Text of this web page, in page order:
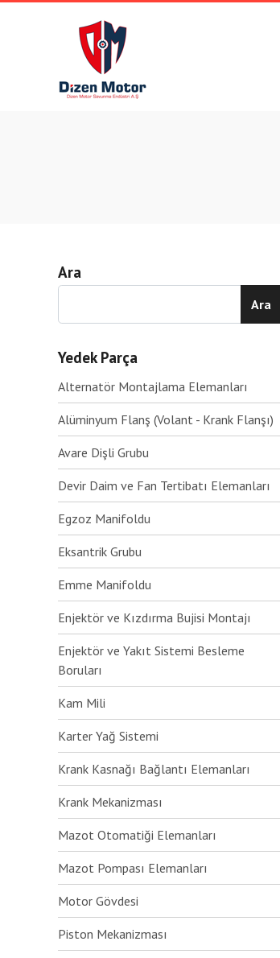
Ara
Ara
Yedek Parça
Alternatör Montajlama Elemanları
Alüminyum Flanş (Volant - Krank Flanşı)
Avare Dişli Grubu
Devir Daim ve Fan Tertibatı Elemanları
Egzoz Manifoldu
Eksantrik Grubu
Emme Manifoldu
Enjektör ve Kızdırma Bujisi Montajı
Enjektör ve Yakıt Sistemi Besleme
Boruları
Kam Mili
Karter Yağ Sistemi
Krank Kasnağı Bağlantı Elemanları
Krank Mekanizması
Mazot Otomatiği Elemanları
Mazot Pompası Elemanları
Motor Gövdesi
Piston Mekanizması